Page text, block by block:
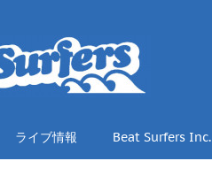
ライブ情報 Beat Surfers Inc.